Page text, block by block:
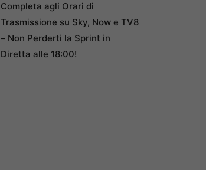
Completa agli Orari di
Trasmissione su Sky, Now e TV8
– Non Perderti la Sprint in
Diretta alle 18:00!